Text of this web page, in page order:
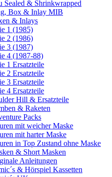
& Shrinkwrapped
Box & Inlay MIB
& Inlays
1 (1985)
2 (1986)
3 (1987)
4 (1987-88)
1 Ersatzteile
2 Ersatzteile
3 Ersatzteile
4 Ersatzteile
Hill & Ersatzteile
& Raketen
Packs
mit weicher Maske
mit harter Maske
in Top Zustand ohne Maske
& Short Masken
Anleitungen
& Hörspiel Kassetten